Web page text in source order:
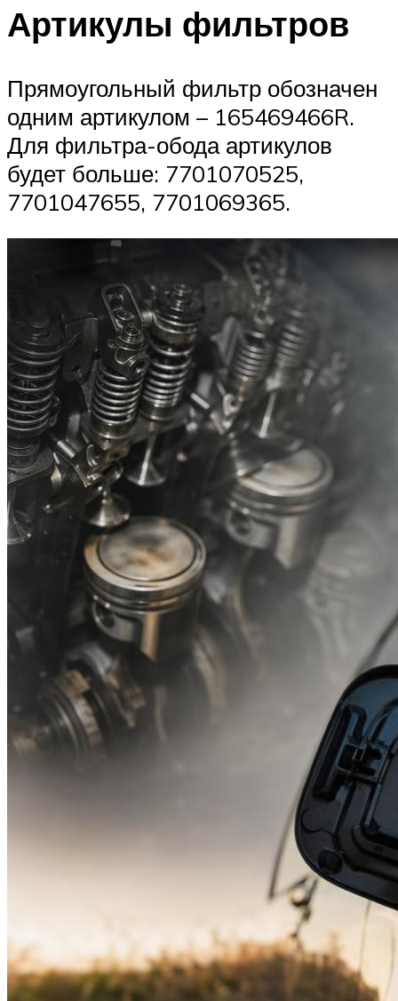
Артикулы фильтров
Прямоугольный фильтр обозначен
одним артикулом – 165469466R.
Для фильтра-обода артикулов
будет больше: 7701070525,
7701047655, 7701069365.